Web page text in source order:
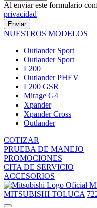
Al enviar este formulario
privacidad
Enviar
NUESTROS MODELOS
Outlander Sport
Outlander Sport
L200
Outlander PHEV
L200 GSR
Mirage G4
Xpander
Xpander Cross
Outlander
COTIZAR
PRUEBA DE MANEJO
PROMOCIONES
CITA DE SERVICIO
ACCESORIOS
MITSUBISHI TOLUCA